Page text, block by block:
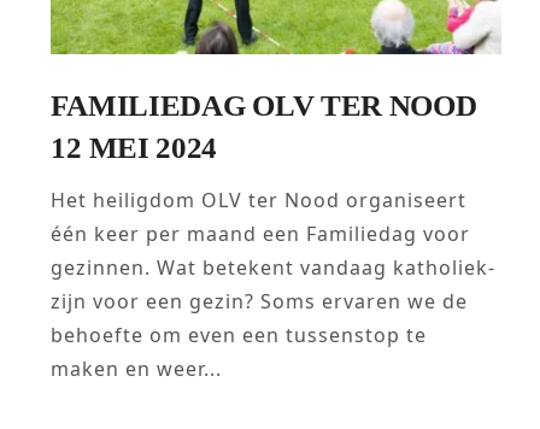
FAMILIEDAG OLV TER NOOD
12 MEI 2024
Het heiligdom OLV ter Nood organiseert
één keer per maand een Familiedag voor
gezinnen. Wat betekent vandaag katholiek-
zijn voor een gezin? Soms ervaren we de
behoefte om even een tussenstop te
maken en weer...